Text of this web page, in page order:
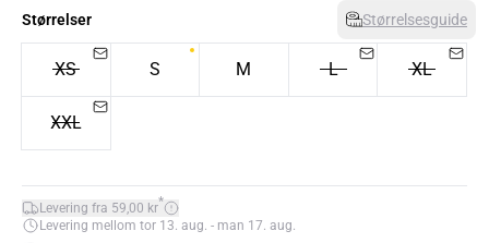
Størrelser Størrelsesguide
XS S M L XL
XXL
Levering fra 59,00 kr*
Levering mellom tor 13. aug. - man 17. aug.